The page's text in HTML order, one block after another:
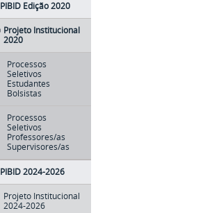
PIBID Edição 2020
Projeto Institucional
2020
Processos
Seletivos
Estudantes
Bolsistas
Processos
Seletivos
Professores/as
Supervisores/as
PIBID 2024-2026
Projeto Institucional
2024-2026